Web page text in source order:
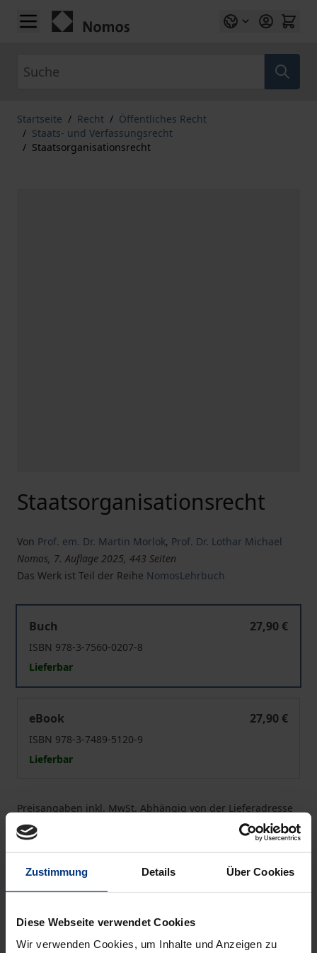
Zustimmung Details Über Cookies
Diese Webseite verwendet Cookies
Wir verwenden Cookies, um Inhalte und Anzeigen zu
Zum Inhalt springen
Startseite / Recht / Öffentliches Recht
/ Staats- und Verfassungsrecht
/ Staatsorganisationsrecht
Staatsorganisationsrecht
Von Prof. em. Dr. Martin Morlok, Prof. Dr. Lothar Michael
Nomos, 7. Auflage 2025, 443 Seiten
Das Werk ist Teil der Reihe NomosLehrbuch
Buch
27,90 €
ISBN 978-3-7560-0207-8
Lieferbar
eBook
27,90 €
ISBN 978-3-7489-5120-9
Lieferbar
Preisangaben inkl. MwSt. Abhängig von der Lieferadresse
kann die MwSt. an der Kasse variieren.